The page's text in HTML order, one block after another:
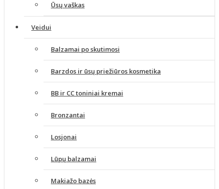
Ūsų vaškas
Veidui
Balzamai po skutimosi
Barzdos ir ūsų priežiūros kosmetika
BB ir CC toniniai kremai
Bronzantai
Losjonai
Lūpų balzamai
Makiažo bazės